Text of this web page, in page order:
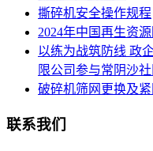
撕碎机安全操作规程
2024年中国再生资
以练为战筑防线 政
限公司参与常阴沙
破碎机筛网更换及
联系我们